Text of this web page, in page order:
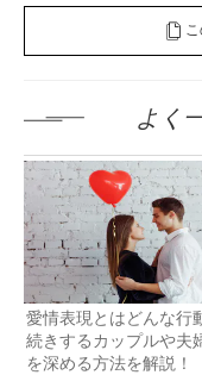
よく
愛情表現とはどんな行
続きするカップルや夫
を深める方法を解説！